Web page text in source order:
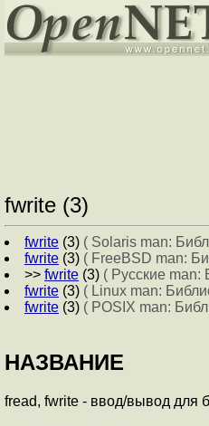
fwrite (3)
fwrite (3) ( Solaris man:
fwrite (3) ( FreeBSD man:
>> fwrite (3) ( Русские
fwrite (3) ( Linux man:
fwrite (3) ( POSIX man:
НАЗВАНИЕ
fread, fwrite - ввод/вывод для